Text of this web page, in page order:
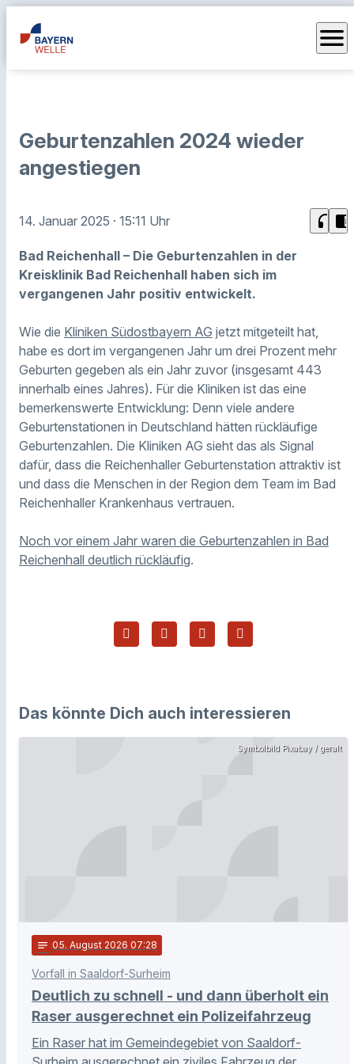
menu
Geburtenzahlen 2024 wieder
angestiegen
14. Januar 2025 · 15:11 Uhr headphones chrome_reader_mode
Bad Reichenhall – Die Geburtenzahlen in der
Kreisklinik Bad Reichenhall haben sich im
vergangenen Jahr positiv entwickelt.
Wie die Kliniken Südostbayern AG jetzt mitgeteilt hat,
habe es dort im vergangenen Jahr um drei Prozent mehr
Geburten gegeben als ein Jahr zuvor (insgesamt 443
innerhalb eines Jahres). Für die Kliniken ist das eine
bemerkenswerte Entwicklung: Denn viele andere
Geburtenstationen in Deutschland hätten rückläufige
Geburtenzahlen. Die Kliniken AG sieht das als Signal
dafür, dass die Reichenhaller Geburtenstation attraktiv ist
und dass die Menschen in der Region dem Team im Bad
Reichenhaller Krankenhaus vertrauen.
Noch vor einem Jahr waren die Geburtenzahlen in Bad
Reichenhall deutlich rückläufig.
Das könnte Dich auch interessieren
Symbolbild Pixabay / geralt
notes 05. August 2026 07:28
Vorfall in Saaldorf-Surheim
Deutlich zu schnell - und dann überholt ein
Raser ausgerechnet ein Polizeifahrzeug
Ein Raser hat im Gemeindegebiet von Saaldorf-